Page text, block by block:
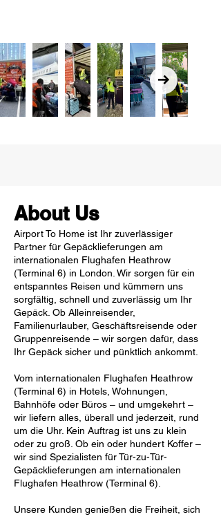
About Us
Airport To Home ist Ihr zuverlässiger
Partner für Gepäcklieferungen am
internationalen Flughafen Heathrow
(Terminal 6) in London. Wir sorgen für ein
entspanntes Reisen und kümmern uns
sorgfältig, schnell und zuverlässig um Ihr
Gepäck. Ob Alleinreisender,
Familienurlauber, Geschäftsreisende oder
Gruppenreisende – wir sorgen dafür, dass
Ihr Gepäck sicher und pünktlich ankommt.
Vom internationalen Flughafen Heathrow
(Terminal 6) in Hotels, Wohnungen,
Bahnhöfe oder Büros – und umgekehrt –
wir liefern alles, überall und jederzeit, rund
um die Uhr. Kein Auftrag ist uns zu klein
oder zu groß. Ob ein oder hundert Koffer –
wir sind Spezialisten für Tür-zu-Tür-
Gepäcklieferungen am internationalen
Flughafen Heathrow (Terminal 6).
Unsere Kunden genießen die Freiheit, sich